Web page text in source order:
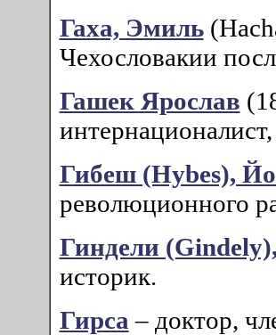
Гаха, Эмиль
Чехословакии
Гашек Ярослав
Гибеш (Hybes),
революционного
Гиндели
историк.
Гирса – доктор,